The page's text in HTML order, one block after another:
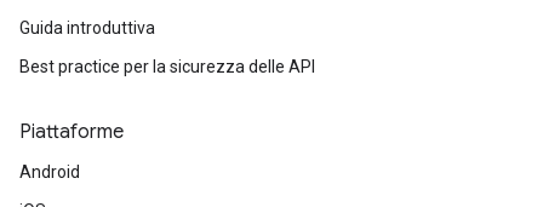
Guida introduttiva
Best practice per la sicurezza delle API
Piattaforme
Android